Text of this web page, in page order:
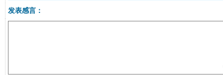
发表感言：